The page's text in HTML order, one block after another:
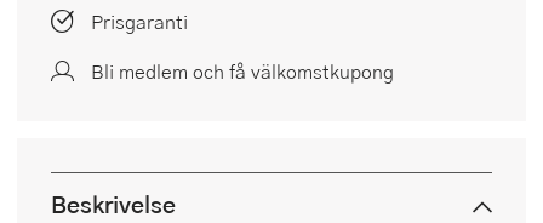
Prisgaranti
Bli medlem och få välkomstkupong
Beskrivelse